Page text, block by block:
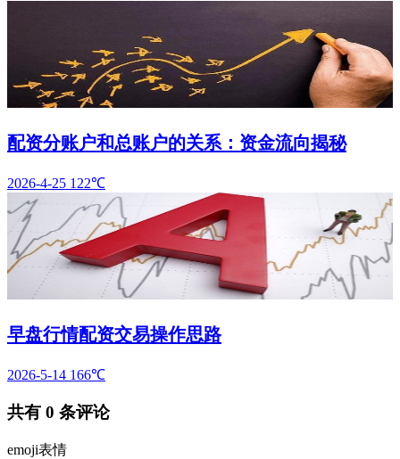
配资分账户和总账户的关系：资金流向揭秘
2026-4-25 122℃
早盘行情配资交易操作思路
2026-5-14 166℃
共有 0 条评论
emoji表情